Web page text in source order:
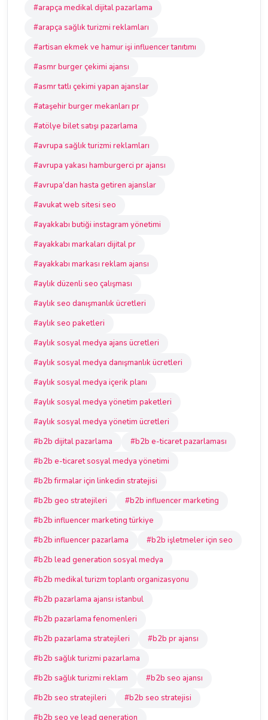
#arapça medikal dijital pazarlama
#arapça sağlık turizmi reklamları
#artisan ekmek ve hamur işi influencer tanıtımı
#asmr burger çekimi ajansı
#asmr tatlı çekimi yapan ajanslar
#ataşehir burger mekanları pr
#atölye bilet satışı pazarlama
#avrupa sağlık turizmi reklamları
#avrupa yakası hamburgerci pr ajansı
#avrupa'dan hasta getiren ajanslar
#avukat web sitesi seo
#ayakkabı butiği instagram yönetimi
#ayakkabı markaları dijital pr
#ayakkabı markası reklam ajansı
#aylık düzenli seo çalışması
#aylık seo danışmanlık ücretleri
#aylık seo paketleri
#aylık sosyal medya ajans ücretleri
#aylık sosyal medya danışmanlık ücretleri
#aylık sosyal medya içerik planı
#aylık sosyal medya yönetim paketleri
#aylık sosyal medya yönetim ücretleri
#b2b dijital pazarlama
#b2b e-ticaret pazarlaması
#b2b e-ticaret sosyal medya yönetimi
#b2b firmalar için linkedin stratejisi
#b2b geo stratejileri
#b2b influencer marketing
#b2b influencer marketing türkiye
#b2b influencer pazarlama
#b2b işletmeler için seo
#b2b lead generation sosyal medya
#b2b medikal turizm toplantı organizasyonu
#b2b pazarlama ajansı istanbul
#b2b pazarlama fenomenleri
#b2b pazarlama stratejileri
#b2b pr ajansı
#b2b sağlık turizmi pazarlama
#b2b sağlık turizmi reklam
#b2b seo ajansı
#b2b seo stratejileri
#b2b seo stratejisi
#b2b seo ve lead generation